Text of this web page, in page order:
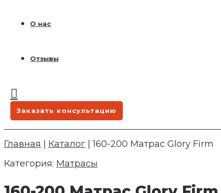
О нас
Отзывы
Заказать консультацию
Главная Каталог |160-200 Матрас Glory Firm
Категория: Матрасы